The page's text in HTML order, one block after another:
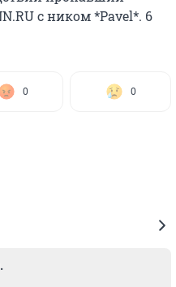
с ником *Pavel*. 6
0 0